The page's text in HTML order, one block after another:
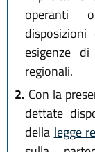
operanti
esigenze
regionali.
2. Con la
dettate
della legge